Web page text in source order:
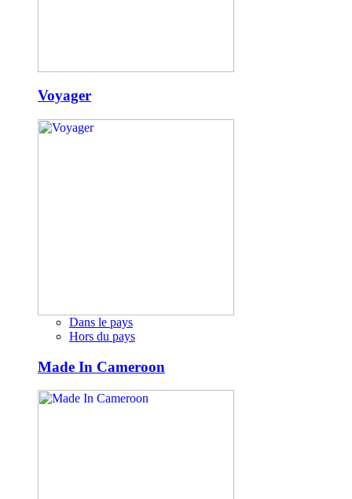
Voyager
Dans le pays
Hors du pays
Made In Cameroon